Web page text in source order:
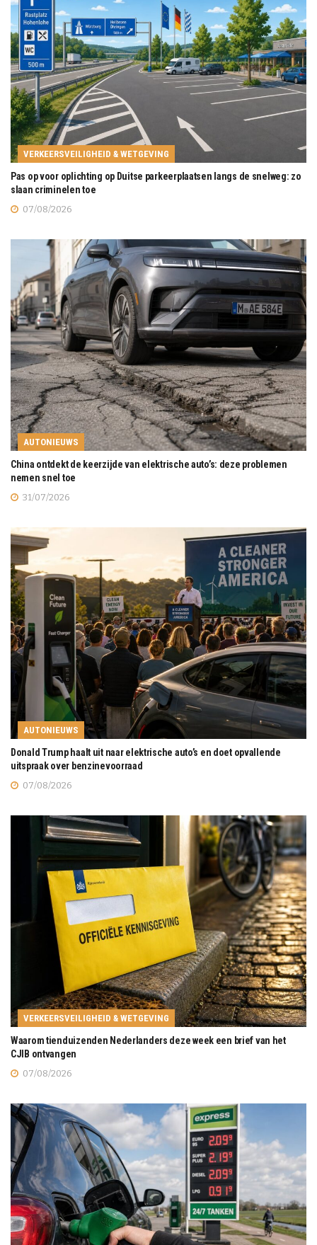
VERKEERSVEILIGHEID & WETGEVING
Pas op voor oplichting op Duitse parkeerplaatsen langs de snelweg: zo
slaan criminelen toe
07/08/2026
AUTONIEUWS
China ontdekt de keerzijde van elektrische auto’s: deze problemen
nemen snel toe
31/07/2026
AUTONIEUWS
Donald Trump haalt uit naar elektrische auto’s en doet opvallende
uitspraak over benzinevoorraad
07/08/2026
VERKEERSVEILIGHEID & WETGEVING
Waarom tienduizenden Nederlanders deze week een brief van het
CJIB ontvangen
07/08/2026